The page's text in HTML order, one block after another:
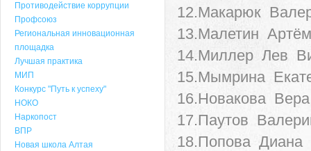
12.Макарюк
13.Малетин
14.Миллер Лев
15.Мымрина
16.Новакова
17.Паутов
18.Попова Диана
Противодействие коррупции
Профсоюз
Региональная инновационная
площадка
Лучшая практика
МИП
Конкурс "Путь к успеху"
НОКО
Наркопост
ВПР
Новая школа Алтая